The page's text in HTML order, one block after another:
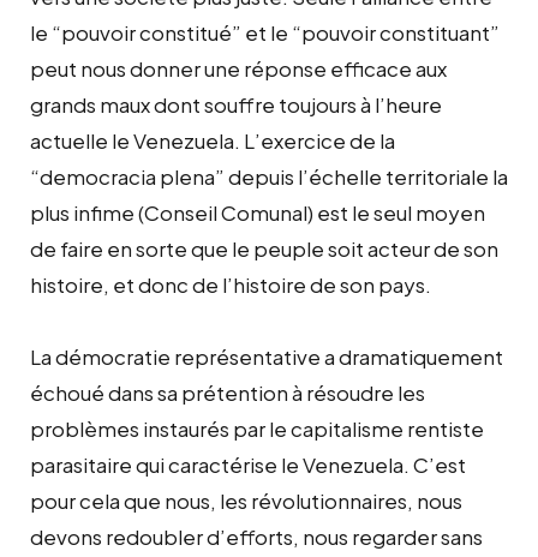
le “pouvoir constitué” et le “pouvoir constituant”
peut nous donner une réponse efficace aux
grands maux dont souffre toujours à l’heure
actuelle le Venezuela. L’exercice de la
“democracia plena” depuis l’échelle territoriale la
plus infime (Conseil Comunal) est le seul moyen
de faire en sorte que le peuple soit acteur de son
histoire, et donc de l’histoire de son pays.
La démocratie représentative a dramatiquement
échoué dans sa prétention à résoudre les
problèmes instaurés par le capitalisme rentiste
parasitaire qui caractérise le Venezuela. C’est
pour cela que nous, les révolutionnaires, nous
devons redoubler d’efforts, nous regarder sans